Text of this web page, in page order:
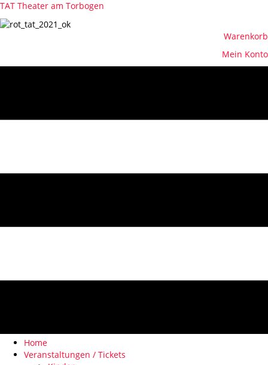
TAT Theater am Torbogen
Warenkorb
Mein Konto
Home
Veranstaltungen / Tickets